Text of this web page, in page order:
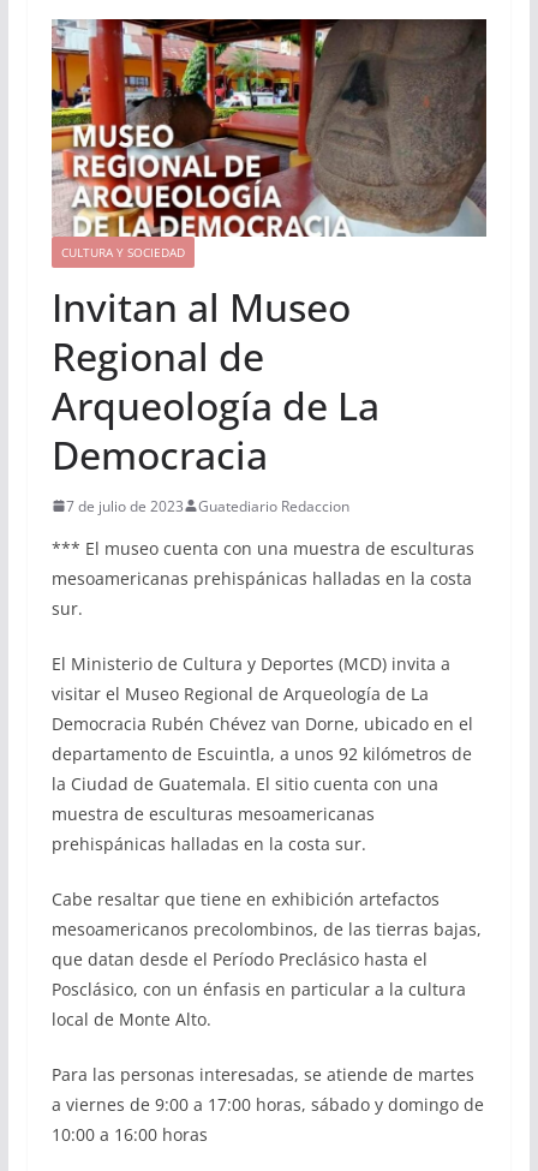
CULTURA Y SOCIEDAD
Invitan al Museo
Regional de
Arqueología de La
Democracia
7 de julio de 2023 Guatediario Redaccion
*** El museo cuenta con una muestra de esculturas
mesoamericanas prehispánicas halladas en la costa
sur.
El Ministerio de Cultura y Deportes (MCD) invita a
visitar el Museo Regional de Arqueología de La
Democracia Rubén Chévez van Dorne, ubicado en el
departamento de Escuintla, a unos 92 kilómetros de
la Ciudad de Guatemala. El sitio cuenta con una
muestra de esculturas mesoamericanas
prehispánicas halladas en la costa sur.
Cabe resaltar que tiene en exhibición artefactos
mesoamericanos precolombinos, de las tierras bajas,
que datan desde el Período Preclásico hasta el
Posclásico, con un énfasis en particular a la cultura
local de Monte Alto.
Para las personas interesadas, se atiende de martes
a viernes de 9:00 a 17:00 horas, sábado y domingo de
10:00 a 16:00 horas